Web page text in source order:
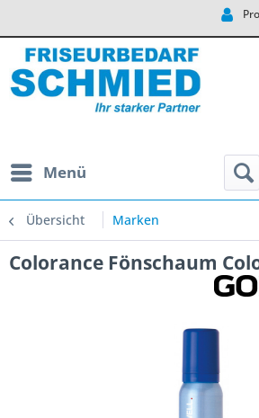
Menü
Übersicht Marken
Colorance Fönschaum